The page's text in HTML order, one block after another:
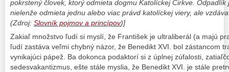
pokrstený človek, ktorý odmieta dogmu Katolíckej Cirkve.
nielenže odmieta jednu alebo viac právd katolíckej viery, ale
(Zdroj: Slovník pojmov a princípov)]
Zakiaľ množstvo ľudí si myslí, že František je ultraliberál (a majú
ľudí zastáva veľmi chybný názor, že Benedikt XVI. bol zástancom
vynikajúci pápež. Ba dokonca podaktorí si z úplnej zúfalosti,
sedesvakantizmus, ešte stále myslia, že Benedikt XVI. je stále